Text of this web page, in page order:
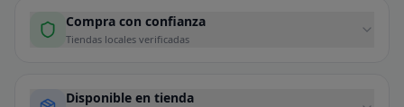
Compra con confianza
Tiendas locales verificadas
Disponible en tienda